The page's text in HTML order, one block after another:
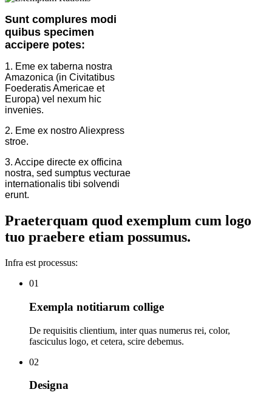
Sunt complures modi
quibus specimen
accipere potes:
1. Eme ex taberna nostra
Amazonica (in Civitatibus
Foederatis Americae et
Europa) vel nexum hic
invenies.
2. Eme ex nostro Aliexpress
stroe.
3. Accipe directe ex officina
nostra, sed sumptus vecturae
internationalis tibi solvendi
erunt.
Praeterquam quod exemplum cum logo
tuo praebere etiam possumus.
Infra est processus:
01
Exempla notitiarum collige
De requisitis clientium, inter quas numerus rei, color,
fasciculus logo, et cetera, scire debemus.
02
Designa